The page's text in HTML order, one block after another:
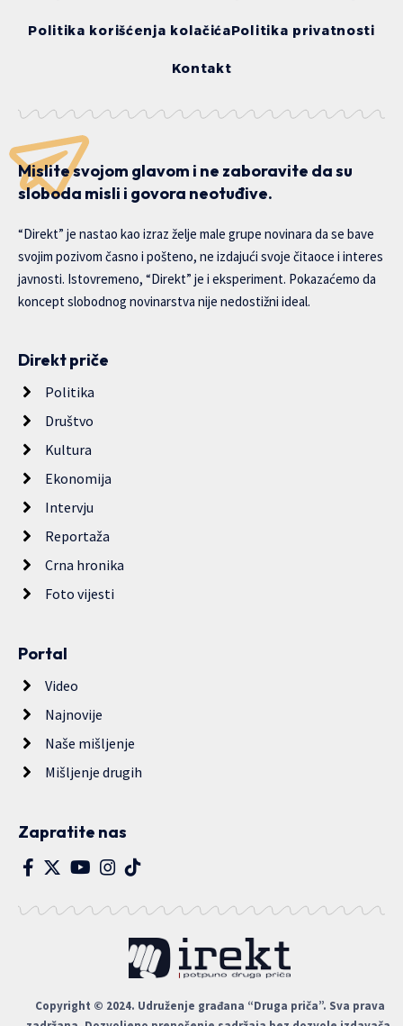
Politika korišćenja kolačićaPolitika privatnosti
Kontakt
Mislite svojom glavom i ne zaboravite da su
sloboda misli i govora neotuđive.
“Direkt” je nastao kao izraz želje male grupe novinara da se bave
svojim pozivom časno i pošteno, ne izdajući svoje čitaoce i interes
javnosti. Istovremeno, “Direkt” je i eksperiment. Pokazaćemo da
koncept slobodnog novinarstva nije nedostižni ideal.
Direkt priče
Politika
Društvo
Kultura
Ekonomija
Intervju
Reportaža
Crna hronika
Foto vijesti
Portal
Video
Najnovije
Naše mišljenje
Mišljenje drugih
Zapratite nas
Copyright © 2024. Udruženje građana “Druga priča”. Sva prava